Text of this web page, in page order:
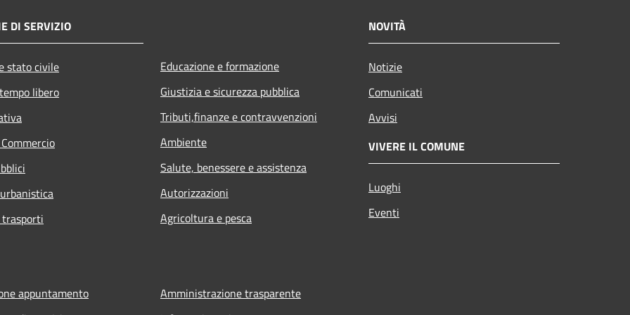
DI SERVIZIO
stato civile
libero
Educazione e formazione
Giustizia e sicurezza pubblica
Tributi,finanze e contravvenzioni
Ambiente
Salute, benessere e assistenza
Autorizzazioni
Agricoltura e pesca
NOVITÀ
Notizie
Comunicati
Avvisi
VIVERE IL COMUNE
Luoghi
Eventi
appuntamento
Amministrazione trasparente